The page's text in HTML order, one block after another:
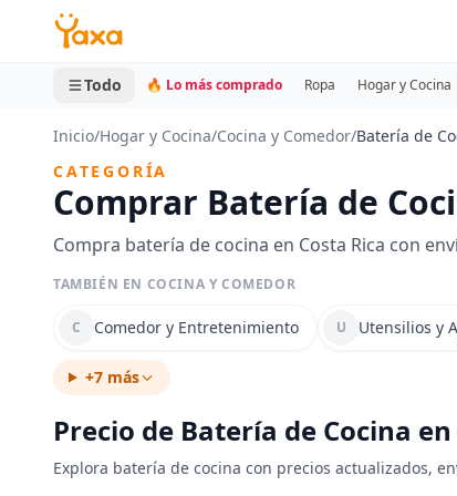
MINI CARRITO
0 productos
Todo 🔥 Lo más comprado Ropa Hogar y Cocina
Inicio/Hogar y Cocina/Cocina y Comedor/Batería de
CATEGORÍA
Comprar Batería de
Compra batería de cocina en Costa Rica con
TAMBIÉN EN COCINA Y COMEDOR
C Comedor y Entretenimiento U Utensilios y
+7 más
Precio de Batería de Cocina en
Explora batería de cocina con precios actualizados,